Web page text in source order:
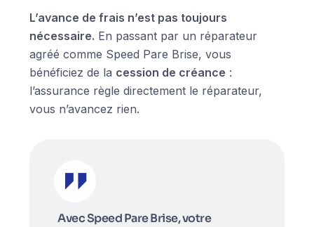
L’avance de frais n’est pas toujours
nécessaire. En passant par un réparateur
agréé comme Speed Pare Brise, vous
bénéficiez de la cession de créance :
l’assurance règle directement le réparateur,
vous n’avancez rien.
Avec Speed Pare Brise, votre